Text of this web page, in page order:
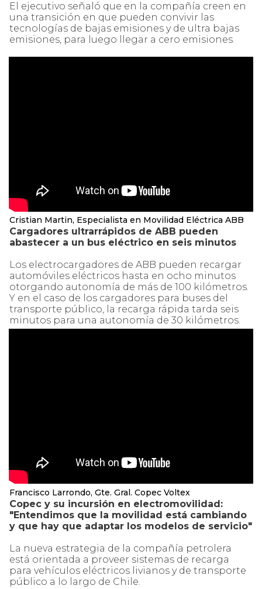
El ejecutivo señaló que en la compañía creen en
una transición en que pueden convivir las
tecnologías de bajas emisiones y de ultra bajas
emisiones, para luego llegar a cero emisiones.
Cristian Martin, Especialista en Movilidad Eléctrica ABB
Cargadores ultrarrápidos de ABB pueden
abastecer a un bus eléctrico en seis minutos
Los electrocargadores de ABB pueden recargar
automóviles eléctricos hasta en ocho minutos
otorgando autonomía de más de 100 kilómetros.
Y en el caso de los cargadores para buses del
transporte público, la recarga rápida tarda seis
minutos para una autonomía de 30 kilómetros.
Francisco Larrondo, Gte. Gral. Copec Voltex
Copec y su incursión en electromovilidad:
"Entendimos que la movilidad está cambiando
y que hay que adaptar los modelos de servicio"
La nueva estrategia de la compañía petrolera
está orientada a proveer sistemas de recarga
para vehículos eléctricos livianos y de transporte
público a lo largo de Chile.